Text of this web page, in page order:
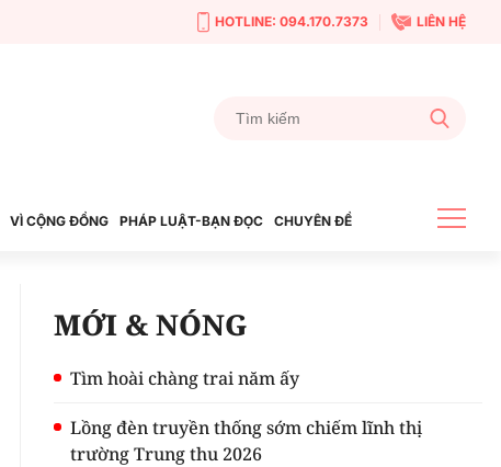
HOTLINE: 094.170.7373 LIÊN HỆ
VÌ CỘNG ĐỒNG PHÁP LUẬT-BẠN ĐỌC CHUYÊN ĐỀ
MỚI & NÓNG
Tìm hoài chàng trai năm ấy
Lồng đèn truyền thống sớm chiếm lĩnh thị
trường Trung thu 2026